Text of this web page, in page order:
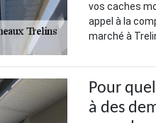
vos caches
appel à la
marché à
Pour
à des